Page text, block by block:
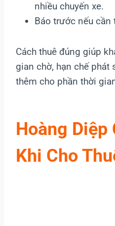
nhiều chuyến xe.
Báo trước nếu cần
Cách thuê đúng giúp
gian chờ, hạn chế phát
thêm cho phần thời
Hoàng Diệp
Khi Cho